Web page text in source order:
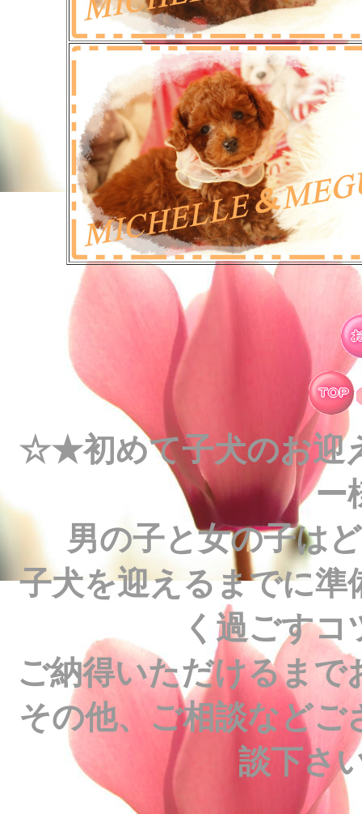
☆★初めて子犬のお迎
ー
男の子と女の子は
子犬を迎えるまでに準
く過ごす
ご納得いただけるま
その他、ご相談など
談下さ